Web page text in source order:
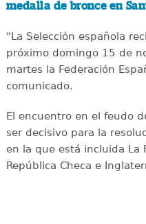
medalla de bronce en
"La Selección española
próximo domingo 15 de
martes la Federación
comunicado.
El encuentro en el feudo
ser decisivo para la
en la que está incluida La
República Checa e